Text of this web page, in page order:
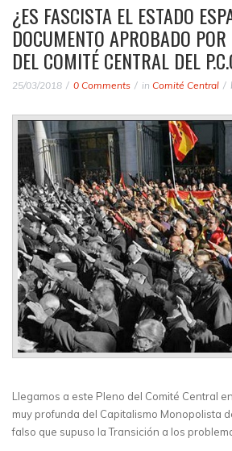
¿ES FASCISTA EL ESTADO
DOCUMENTO APROBADO
DEL COMITÉ CENTRAL DEL
25/03/2018 0 Comments in Comité Central
Llegamos a este Pleno del Comité Central
muy profunda del Capitalismo Monopolista
falso que supuso la Transición a los